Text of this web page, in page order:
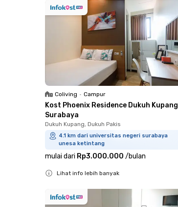
Coliving • Campur
Kost Phoenix Residence Dukuh Kupang
Surabaya
Dukuh Kupang, Dukuh Pakis
4.1 km dari universitas negeri surabaya
unesa ketintang
mulai dari Rp3.000.000 /bulan
Lihat info lebih banyak